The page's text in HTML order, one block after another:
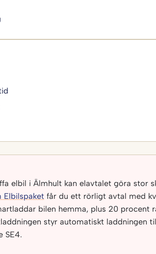
elbil i Älmhult kan elavtalet göra stor
Elbilspaket får du ett rörligt avtal med
bilen hemma, plus 20 procent
styr automatiskt laddningen
SE4.